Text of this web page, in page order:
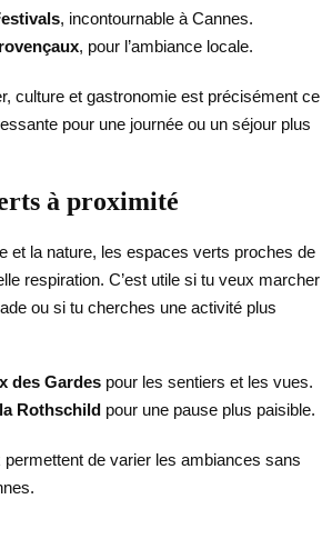
, incontournable à Cannes.
, pour l’ambiance locale.
culture et gastronomie est précisément ce
pour une journée ou un séjour plus
à proximité
et la nature, les espaces verts proches de
respiration. C’est utile si tu veux marcher
ou si tu cherches une activité plus
des Gardes pour les sentiers et les vues.
Rothschild pour une pause plus paisible.
permettent de varier les ambiances sans